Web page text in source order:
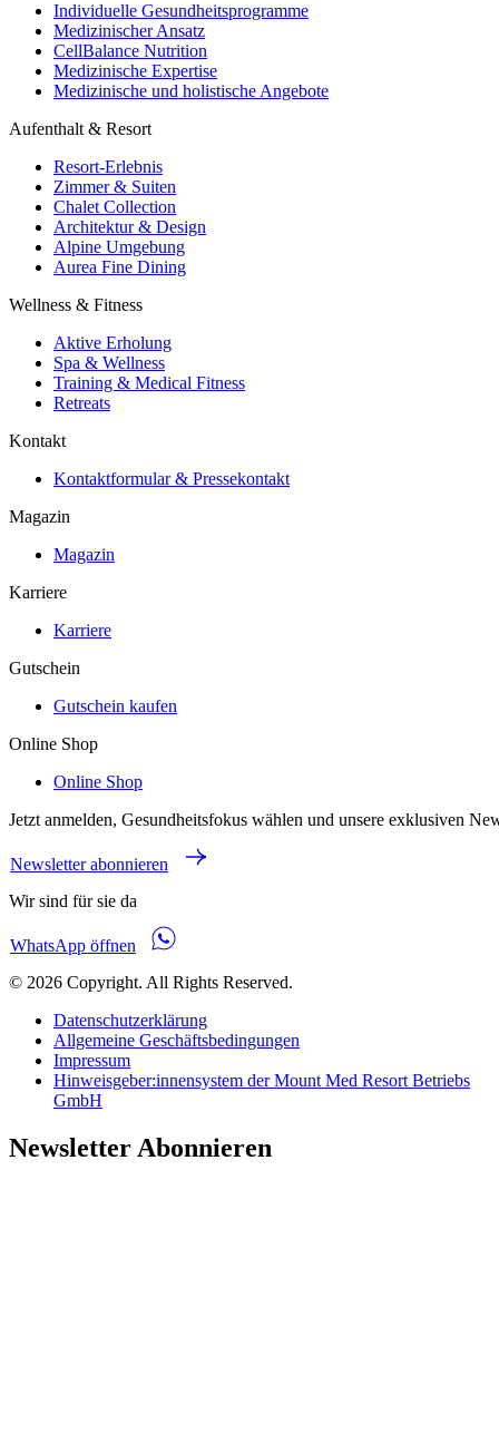
Individuelle Gesundheitsprogramme
Medizinischer Ansatz
CellBalance Nutrition
Medizinische Expertise
Medizinische und holistische Angebote
Aufenthalt & Resort
Resort-Erlebnis
Zimmer & Suiten
Chalet Collection
Architektur & Design
Alpine Umgebung
Aurea Fine Dining
Wellness & Fitness
Aktive Erholung
Spa & Wellness
Training & Medical Fitness
Retreats
Kontakt
Kontaktformular & Pressekontakt
Magazin
Magazin
Karriere
Karriere
Gutschein
Gutschein kaufen
Online Shop
Online Shop
Jetzt anmelden, Gesundheitsfokus wählen und unsere exklusiven
Newsletter abonnieren
Wir sind für sie da
WhatsApp öffnen
© 2026 Copyright. All Rights Reserved.
Datenschutzerklärung
Allgemeine Geschäftsbedingungen
Impressum
Hinweisgeber:innensystem der Mount Med Resort Betriebs
GmbH
Newsletter Abonnieren